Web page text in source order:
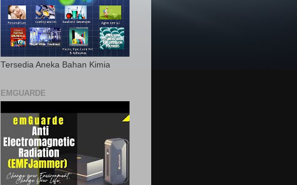
Tersedia Aneka Bahan Kimia
EMGUARDE